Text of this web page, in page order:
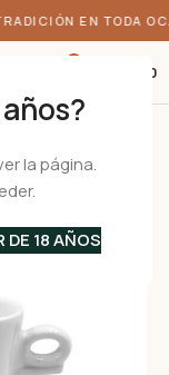
la página.
DE 18 AÑOS
EN TODA
0.00